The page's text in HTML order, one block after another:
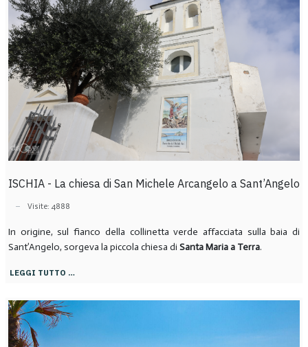
ISCHIA - La chiesa di San Michele Arcangelo a Sant’Angelo
Visite: 4888
In origine, sul fianco della collinetta verde affacciata sulla baia di
Sant’Angelo, sorgeva la piccola chiesa di Santa Maria a Terra.
LEGGI TUTTO …